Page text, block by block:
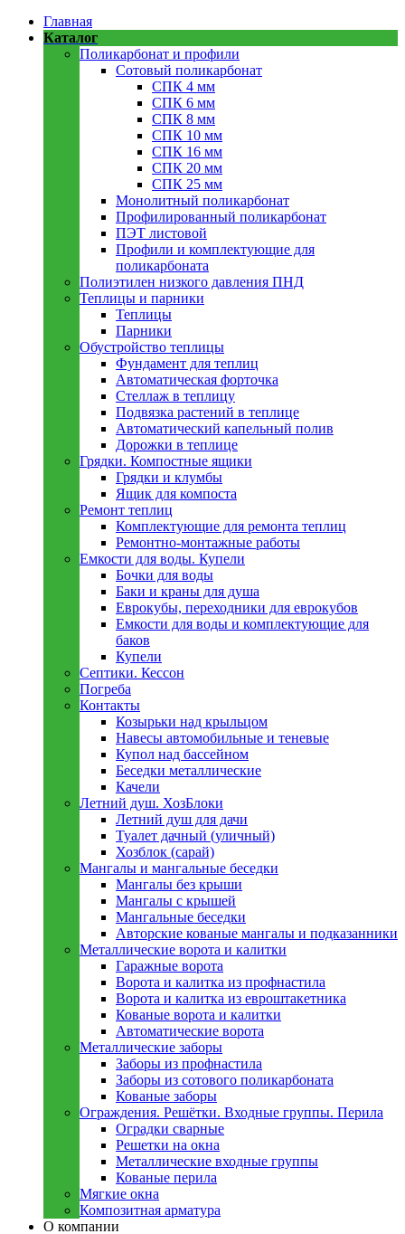
Главная
Каталог
Поликарбонат и профили
Сотовый поликарбонат
СПК 4 мм
СПК 6 мм
СПК 8 мм
СПК 10 мм
СПК 16 мм
СПК 20 мм
СПК 25 мм
Монолитный поликарбонат
Профилированный поликарбонат
ПЭТ листовой
Профили и комплектующие для
поликарбоната
Полиэтилен низкого давления ПНД
Теплицы и парники
Теплицы
Парники
Обустройство теплицы
Фундамент для теплиц
Автоматическая форточка
Стеллаж в теплицу
Подвязка растений в теплице
Автоматический капельный полив
Дорожки в теплице
Грядки. Компостные ящики
Грядки и клумбы
Ящик для компоста
Ремонт теплиц
Комплектующие для ремонта теплиц
Ремонтно-монтажные работы
Емкости для воды. Купели
Бочки для воды
Баки и краны для душа
Еврокубы, переходники для еврокубов
Емкости для воды и комплектующие для
баков
Купели
Септики. Кессон
Погреба
Контакты
Козырьки над крыльцом
Навесы автомобильные и теневые
Купол над бассейном
Беседки металлическиe
Качели
Летний душ. ХозБлоки
Летний душ для дачи
Туалет дачный (уличный)
Хозблок (сарай)
Мангалы и мангальные беседки
Мангалы без крыши
Мангалы с крышей
Мангальные беседки
Авторские кованые мангалы и подказанники
Металлическиe ворота и калитки
Гаражные ворота
Ворота и калитка из профнастила
Ворота и калитка из евроштакетника
Кованые ворота и калитки
Автоматические ворота
Металлическиe заборы
Заборы из профнастила
Заборы из сотового поликарбоната
Кованые заборы
Ограждения. Решётки. Входные группы. Перила
Оградки сварные
Решетки на окна
Металлические входные группы
Кованые перила
Мягкие окна
Композитная арматура
О компании